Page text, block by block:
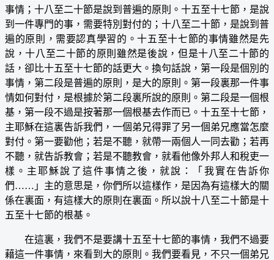
事情；十八至二十節是說到普遍的原則。十五至十七節，是說
到一件專門的事，需要特別對付的；十八至二十節，是說到普
遍的原則，需要認真學習的。十五至十七節的事情雖然是先
說，十八至二十節的原則雖然是後說，但是十八至二十節的
話，卻比十五至十七節的話更大。換句話說，第一段是個別的
事情，第二段是普遍的原則，是大的原則。第一段裏那一件事
情如何對付，是根據於第二段裏所說的原則。第二段是一個根
基，第一段不過是按著那一個根基去作而已。十五至十七節，
主耶穌在這裏告訴我們，一個弟兄得罪了另一個弟兄應當怎麼
對付。第一要勸他；若是不聽，就帶一兩個人一同去勸；若再
不聽，就告訴教會；若是不聽教會，就看他像外邦人和稅吏一
樣。主耶穌說了這件事情之後，就說：「我實在告訴你
們……」主的意思是，你們所以這樣作，是因為有這樣大的關
係在裏面，有這樣大的原則在裏面。所以說十八至二十節是十
五至十七節的根基。
在這裏，我們不是要講十五至十七節的事情，我們不過要
藉這一件事情，來看到大的原則。我們要看見，不只一個弟兄